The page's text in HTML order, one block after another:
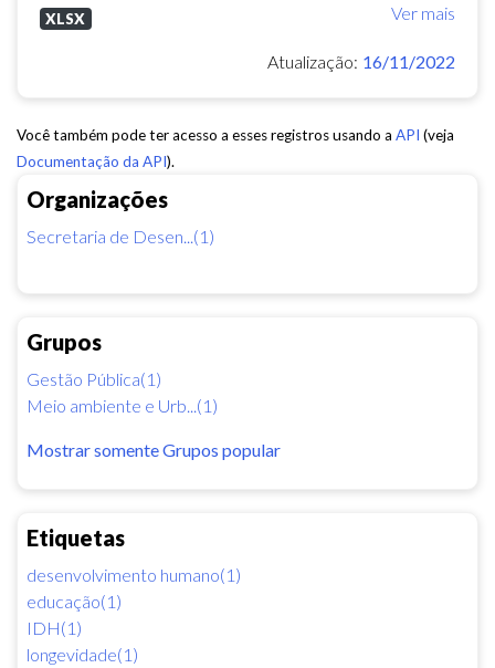
Organizações
Secretaria de Desen...(1)
Grupos
Gestão Pública(1)
Meio ambiente e Urb...(1)
Mostrar somente Grupos popular
Etiquetas
desenvolvimento humano(1)
educação(1)
IDH(1)
longevidade(1)
Ver mais
XLSX
Atualização: 16/11/2022
Você também pode ter acesso a esses registros usando a API (veja
Documentação da API).